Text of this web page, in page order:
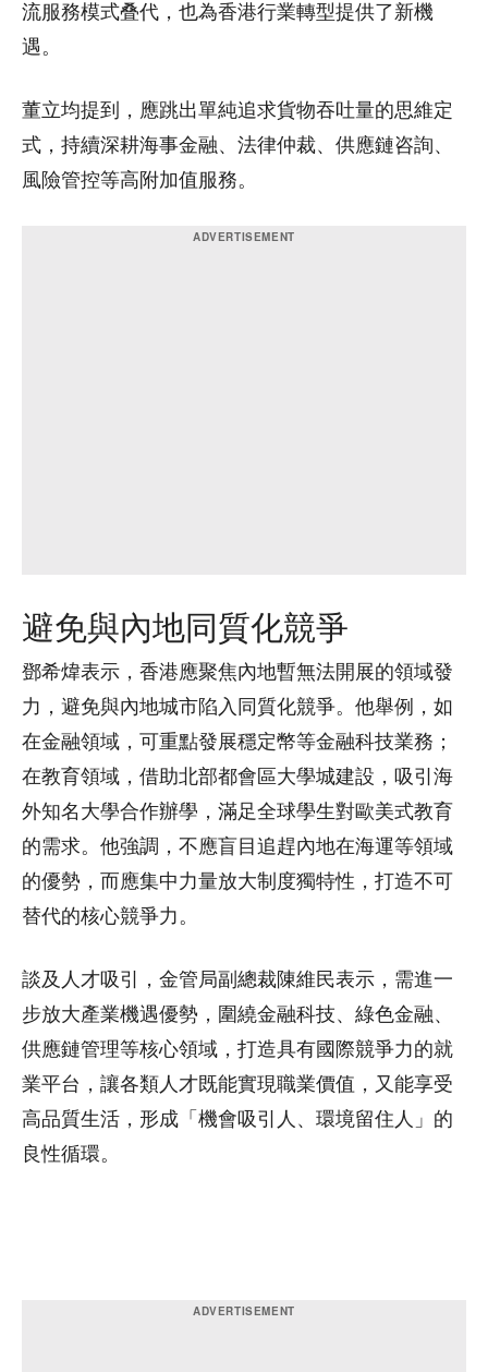
流服務模式叠代，也為香港行業轉型提供了新機
遇。
董立均提到，應跳出單純追求貨物吞吐量的思維定
式，持續深耕海事金融、法律仲裁、供應鏈咨詢、
風險管控等高附加值服務。
避免與內地同質化競爭
鄧希煒表示，香港應聚焦內地暫無法開展的領域發
力，避免與內地城市陷入同質化競爭。他舉例，如
在金融領域，可重點發展穩定幣等金融科技業務；
在教育領域，借助北部都會區大學城建設，吸引海
外知名大學合作辦學，滿足全球學生對歐美式教育
的需求。他強調，不應盲目追趕內地在海運等領域
的優勢，而應集中力量放大制度獨特性，打造不可
替代的核心競爭力。
談及人才吸引，金管局副總裁陳維民表示，需進一
步放大產業機遇優勢，圍繞金融科技、綠色金融、
供應鏈管理等核心領域，打造具有國際競爭力的就
業平台，讓各類人才既能實現職業價值，又能享受
高品質生活，形成「機會吸引人、環境留住人」的
良性循環。